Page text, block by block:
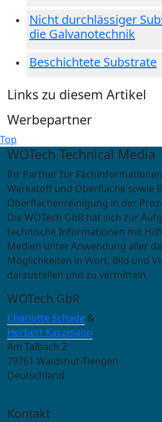
Nicht durchlässiger
die Galvanotechnik
Beschichtete Substrate
Links zu diesem Artikel
Werbepartner
Top
WOTech Technical Media
Ihr Partner für
Werkstoff und Oberfläche sowie
Oberflächenreinigung in der
Die WOTech GbR hat sich zur
technische Informationen mit
Medien unter Anwendung aller
Möglichkeiten in Wort, Bild und
darzustellen und zu vermitteln.
WOTech GbR
Charlotte Schade &
Herbert Käszmann
Am Talbach 2
79761 Waldshut-Tiengen
Deutschland
Kontakt